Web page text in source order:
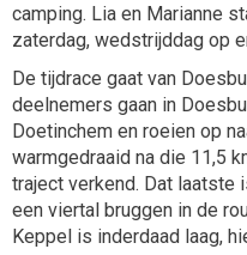
camping. Lia en Marianne
zaterdag, wedstrijddag op
De tijdrace gaat van
deelnemers gaan in
Doetinchem en roeien op
warmgedraaid na die 11,5
traject verkend. Dat laatste
een viertal bruggen in de
Keppel is inderdaad laag,